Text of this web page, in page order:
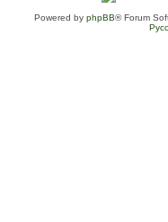
Powered by phpBB® Forum